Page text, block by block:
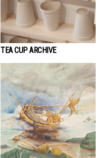
TEA CUP ARCHIVE